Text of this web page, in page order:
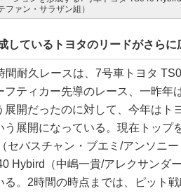
ファン・サラザン組）
しているトヨタのリードがさらに
耐久レースは、7号車トヨタ
フティカー先導のレース、一昨年
開だったのに対して、今年はト
展開になっている。現在トップ
バスチャン・ブエミ/アンソニー
Hybird（中嶋一貴/アレクサンダ
る。2時間の時点までは、ピット